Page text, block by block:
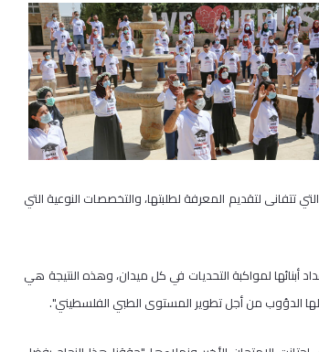
تتفانى لتقديم المعرفة لطلبتها، والتخصصات النوعية التي
لمواكبة التحديات في كل ميدان، وهذه النتيجة هي
الدؤوب من أجل تطوير المستوى الطبي الفلسطيني".